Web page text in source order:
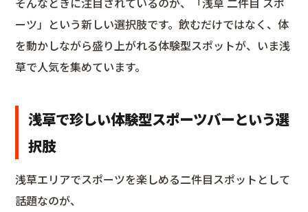
ーツ」という新しい選択肢です。飲むだけではなく、体
を動かしながら盛り上がれる体験型スポットが、いま浅
草で人気を集めています。
浅草で珍しい体験型スポーツバーという選
択肢
浅草エリアでスポーツを楽しめる二件目スポットとして
話題なのが、